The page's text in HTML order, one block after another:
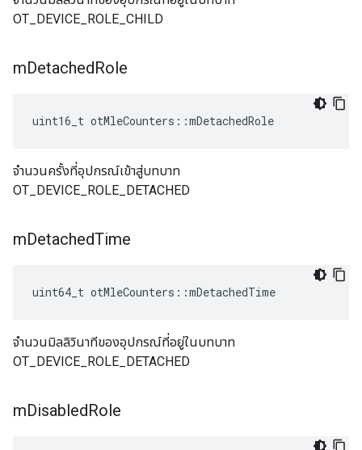
OT_DEVICE_ROLE_CHILD
mDetachedRole
uint16_t otMleCounters ::mDetachedRole
จำนวนครั้งที่อุปกรณ์เข้าสู่บทบาท
OT_DEVICE_ROLE_DETACHED
mDetachedTime
uint64_t otMleCounters ::mDetachedTime
จำนวนมิลลิวินาทีของอุปกรณ์ที่อยู่ในบทบาท
OT_DEVICE_ROLE_DETACHED
mDisabledRole